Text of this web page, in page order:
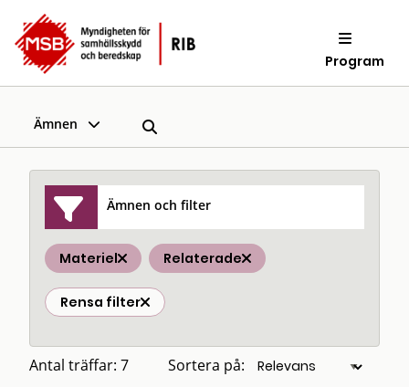
Program
Ämnen
Ämnen och filter
Materiel Relaterade
Rensa filter
Antal träffar: 7 Sortera på: